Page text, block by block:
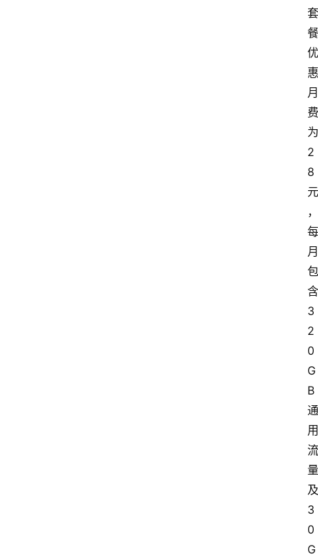
套
餐
优
惠
月
费
为
2
8
元
，
每
月
包
含
3
2
0
G
B
通
用
流
量
及
3
0
G